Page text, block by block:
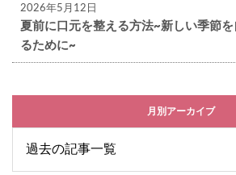
2026年5月12日
夏前に口元を整える方法~新しい季節を
るために~
月別アーカイブ